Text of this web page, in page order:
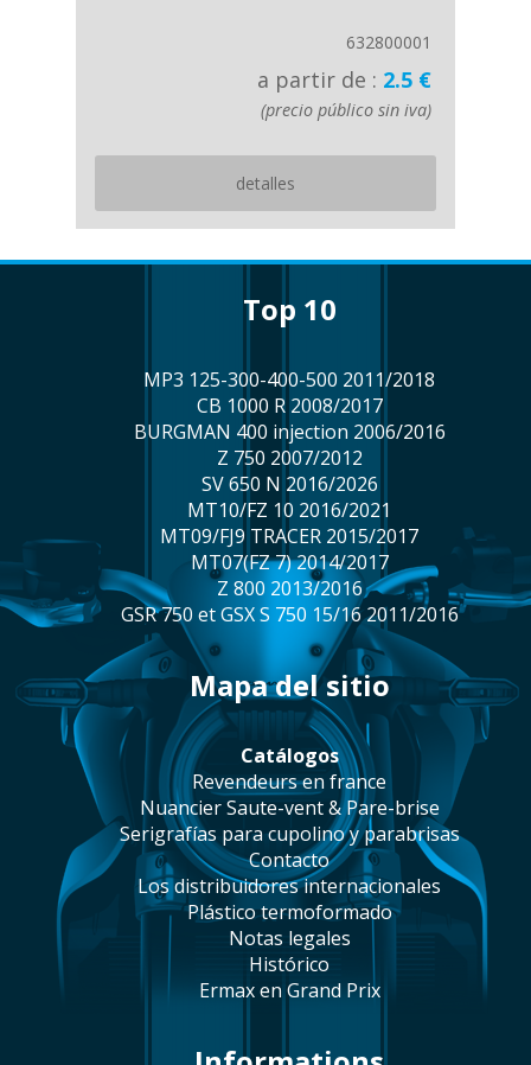
632800001
a partir de : 2.5 €
(precio público sin iva)
detalles
top 10
MP3 125-300-400-500 2011/2018
CB 1000 R 2008/2017
BURGMAN 400 injection 2006/2016
Z 750 2007/2012
SV 650 N 2016/2026
MT10/FZ 10 2016/2021
MT09/FJ9 TRACER 2015/2017
MT07(FZ 7) 2014/2017
Z 800 2013/2016
GSR 750 et GSX S 750 15/16 2011/2016
mapa del sitio
catálogos
revendeurs en france
Nuancier Saute-vent & Pare-brise
serigrafías para cupolino y parabrisas
contacto
los distribuidores internacionales
plástico termoformado
notas legales
histórico
Ermax en Grand Prix